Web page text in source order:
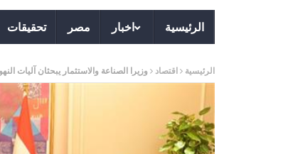
الرئيسية اخبار مصر تحقيقات
الرئيسية اقتصاد وزيرا الصناعة والاستثمار يبحثان آليات